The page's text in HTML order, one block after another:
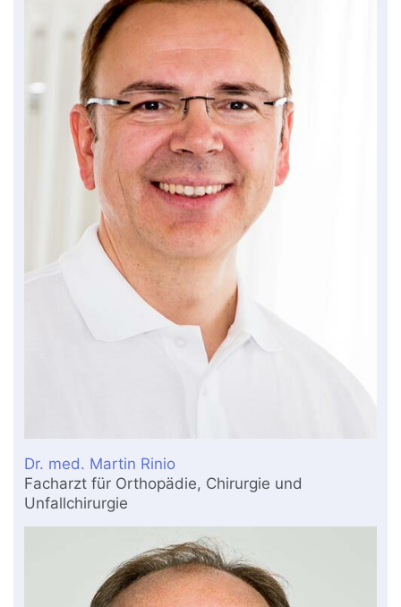
Dr. med. Martin Rinio
Facharzt für Orthopädie, Chirurgie und
Unfallchirurgie